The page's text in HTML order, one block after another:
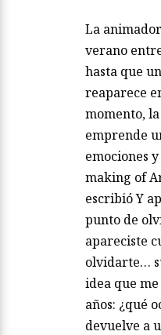
La
verano
hasta que
reaparece
momento,
emprende
emociones
making of
escribió Y
punto de
apareciste
olvidarte…
idea que
años: ¿qué
devuelve a